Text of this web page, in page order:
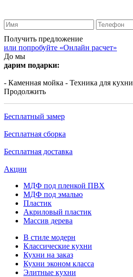
Получить предложение
или попробуйте «Онлайн расчет»
До мы
дарим подарки:
- Каменная мойка - Техника для кухни
Продолжить
Бесплатный замер
Бесплатная сборка
Бесплатная доставка
Акции
МДФ под пленкой ПВХ
МДФ под эмалью
Пластик
Акриловый пластик
Массив дерева
В стиле модерн
Классические кухни
Кухни на заказ
Кухни эконом класса
Элитные кухни